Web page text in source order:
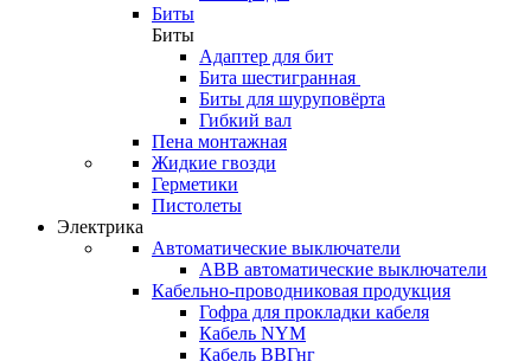
Биты
Биты
Адаптер для бит
Бита шестигранная
Биты для шуруповёрта
Гибкий вал
Пена монтажная
Жидкие гвозди
Герметики
Пистолеты
Электрика
Автоматические выключатели
ABB автоматические выключатели
Кабельно-проводниковая продукция
Гофра для прокладки кабеля
Кабель NYM
Кабель ВВГнг